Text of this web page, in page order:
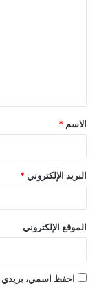
الاسم *
البريد الإلكتروني *
الموقع الإلكتروني
احفظ اسمي، بريدي